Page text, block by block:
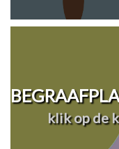
klik op de